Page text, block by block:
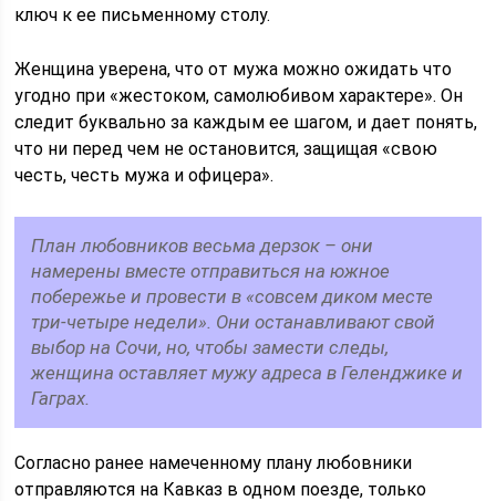
ключ к ее письменному столу.
Женщина уверена, что от мужа можно ожидать что
угодно при «жестоком, самолюбивом характере». Он
следит буквально за каждым ее шагом, и дает понять,
что ни перед чем не остановится, защищая «свою
честь, честь мужа и офицера».
План любовников весьма дерзок – они
намерены вместе отправиться на южное
побережье и провести в «совсем диком месте
три-четыре недели». Они останавливают свой
выбор на Сочи, но, чтобы замести следы,
женщина оставляет мужу адреса в Геленджике и
Гаграх.
Согласно ранее намеченному плану любовники
отправляются на Кавказ в одном поезде, только